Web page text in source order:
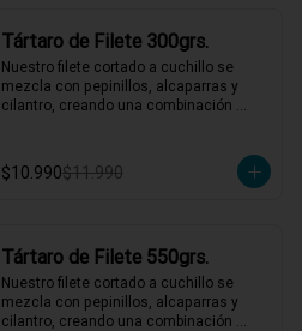
*El peso neto corresponde al producto
en su presentación completa, salsas o
acompañamientos incluidos.
Tártaro de Filete 300grs.
Nuestro filete cortado a cuchillo se
mezcla con pepinillos, alcaparras y
cilantro, creando una combinación
que eleva cada bocado. ¡Un clásico
reinventado que te hará volver por más!
*El peso neto corresponde al producto
en su presentación completa, salsas o
acompañamientos incluidos.
$10.990$11.990
Tártaro de Filete 550grs.
Nuestro filete cortado a cuchillo se
mezcla con pepinillos, alcaparras y
cilantro, creando una combinación